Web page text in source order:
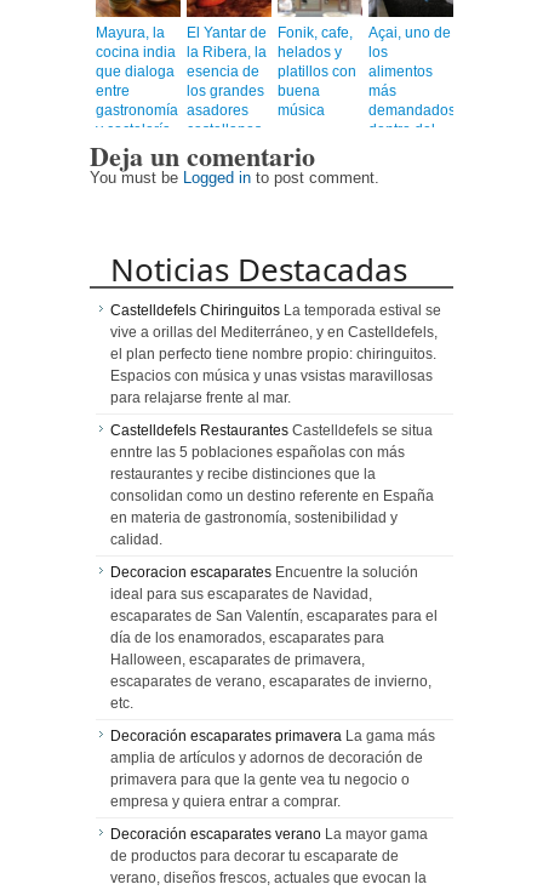
Mayura, la
cocina india
que dialoga
entre
gastronomía
y coctelería
de autor
El Yantar de
la Ribera, la
esencia de
los grandes
asadores
castellanos
corazón de
Barcelona
Fonik, cafe,
helados y
platillos con
buena
música
Açai, uno de
los
alimentos
más
demandados
dentro del
healthy
Deja un comentario
You must be Logged in to post comment.
Noticias Destacadas
Castelldefels Chiringuitos La temporada estival se
vive a orillas del Mediterráneo, y en Castelldefels,
el plan perfecto tiene nombre propio: chiringuitos.
Espacios con música y unas vsistas maravillosas
para relajarse frente al mar.
Castelldefels Restaurantes Castelldefels se situa
enntre las 5 poblaciones españolas con más
restaurantes y recibe distinciones que la
consolidan como un destino referente en España
en materia de gastronomía, sostenibilidad y
calidad.
Decoracion escaparates Encuentre la solución
ideal para sus escaparates de Navidad,
escaparates de San Valentín, escaparates para el
día de los enamorados, escaparates para
Halloween, escaparates de primavera,
escaparates de verano, escaparates de invierno,
etc.
Decoración escaparates primavera La gama más
amplia de artículos y adornos de decoración de
primavera para que la gente vea tu negocio o
empresa y quiera entrar a comprar.
Decoración escaparates verano La mayor gama
de productos para decorar tu escaparate de
verano, diseños frescos, actuales que evocan la